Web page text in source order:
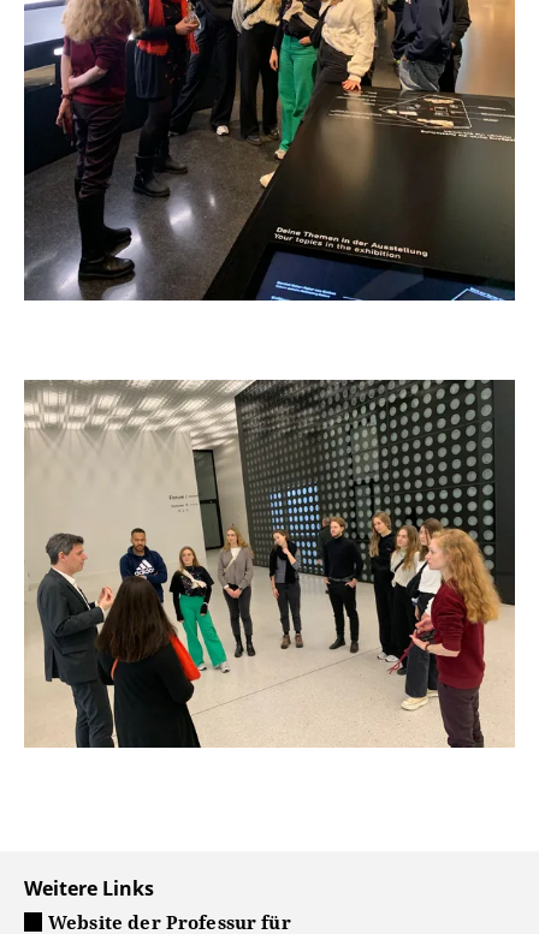
Weitere Links
Website der Professur für